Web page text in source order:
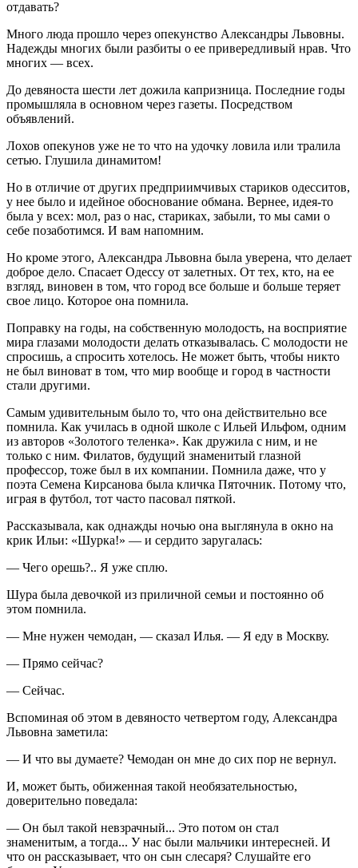
отдавать?
Много люда прошло через опекунство Александры Львовны.
Надежды многих были разбиты о ее привередливый нрав. Что
многих — всех.
До девяноста шести лет дожила капризница. Последние годы
промышляла в основном через газеты. Посредством
объявлений.
Лохов опекунов уже не то что на удочку ловила или тралила
сетью. Глушила динамитом!
Но в отличие от других предприимчивых стариков одесситов,
у нее было и идейное обоснование обмана. Вернее, идея-то
была у всех: мол, раз о нас, стариках, забыли, то мы сами о
себе позаботимся. И вам напомним.
Но кроме этого, Александра Львовна была уверена, что делает
доброе дело. Спасает Одессу от залетных. От тех, кто, на ее
взгляд, виновен в том, что город все больше и больше теряет
свое лицо. Которое она помнила.
Поправку на годы, на собственную молодость, на восприятие
мира глазами молодости делать отказывалась. С молодости не
спросишь, а спросить хотелось. Не может быть, чтобы никто
не был виноват в том, что мир вообще и город в частности
стали другими.
Самым удивительным было то, что она действительно все
помнила. Как училась в одной школе с Ильей Ильфом, одним
из авторов «Золотого теленка». Как дружила с ним, и не
только с ним. Филатов, будущий знаменитый глазной
профессор, тоже был в их компании. Помнила даже, что у
поэта Семена Кирсанова была кличка Пяточник. Потому что,
играя в футбол, тот часто пасовал пяткой.
Рассказывала, как однажды ночью она выглянула в окно на
крик Ильи: «Шурка!» — и сердито заругалась:
— Чего орешь?.. Я уже сплю.
Шура была девочкой из приличной семьи и постоянно об
этом помнила.
— Мне нужен чемодан, — сказал Илья. — Я еду в Москву.
— Прямо сейчас?
— Сейчас.
Вспоминая об этом в девяносто четвертом году, Александра
Львовна заметила:
— И что вы думаете? Чемодан он мне до сих пор не вернул.
И, может быть, обиженная такой необязательностью,
доверительно поведала:
— Он был такой невзрачный... Это потом он стал
знаменитым, а тогда... У нас были мальчики интересней. И
что он рассказывает, что он сын слесаря? Слушайте его